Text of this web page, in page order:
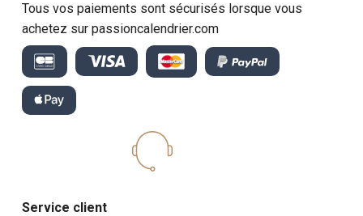
Tous vos paiements sont sécurisés lorsque vous
achetez sur passioncalendrier.com
Service client